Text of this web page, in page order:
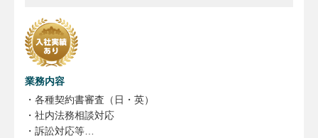
業務内容
・各種契約書審査（日・英）
・社内法務相談対応
・訴訟対応等